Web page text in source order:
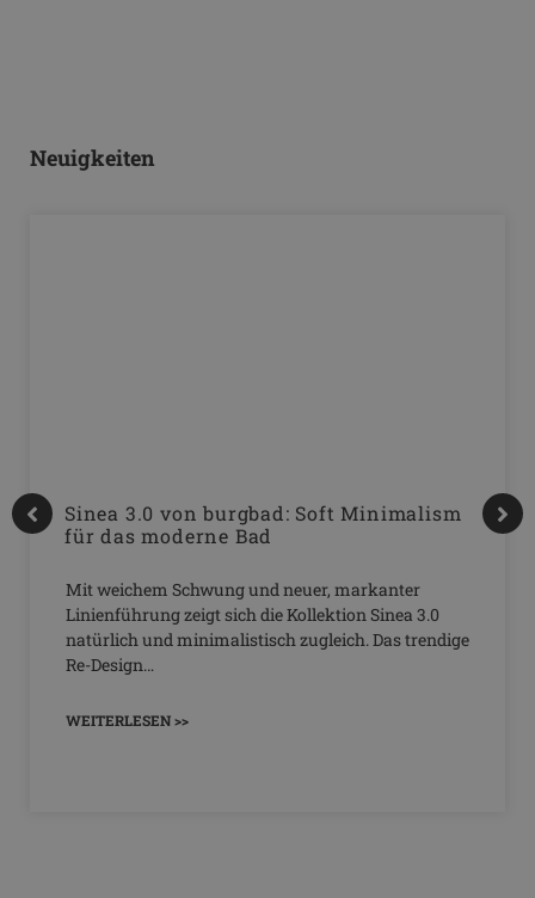
Neuigkeiten
Sinea 3.0 von burgbad: Soft Minimalism
für das moderne Bad
Mit weichem Schwung und neuer, markanter
Linienführung zeigt sich die Kollektion Sinea 3.0
natürlich und minimalistisch zugleich. Das trendige
Re-Design…
WEITERLESEN >>